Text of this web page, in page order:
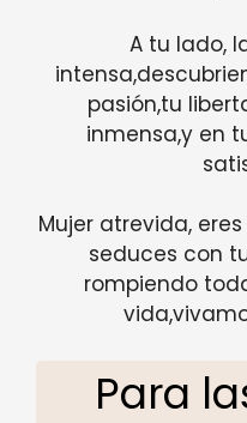
A tu lado,
pasión,tu
inmensa,y en
Mujer atrevida,
seduces con
rompiendo
Para